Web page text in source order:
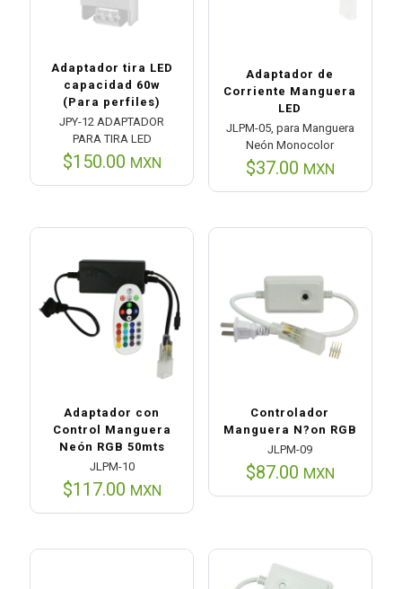
Adaptador tira LED
capacidad 60w
(Para perfiles)
JPY-12 ADAPTADOR
PARA TIRA LED
$150.00 MXN
Adaptador de
Corriente Manguera
LED
JLPM-05, para Manguera
Neón Monocolor
$37.00 MXN
Adaptador con
Control Manguera
Neón RGB 50mts
JLPM-10
$117.00 MXN
Controlador
Manguera N?on RGB
JLPM-09
$87.00 MXN